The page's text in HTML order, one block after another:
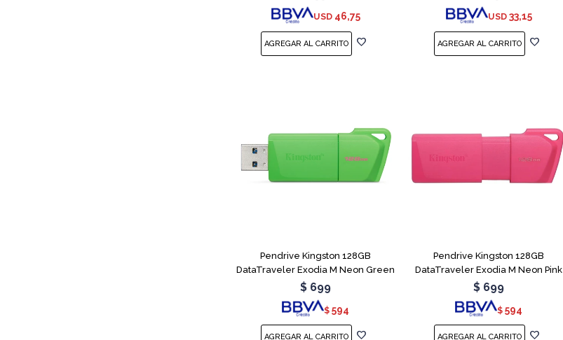
USD 46,75 USD 33,15
Pendrive Kingston 128GB
DataTraveler Exodia M Neon Green
$ 699
$ 594
Pendrive Kingston 128GB
DataTraveler Exodia M Neon Pink
$ 699
$ 594